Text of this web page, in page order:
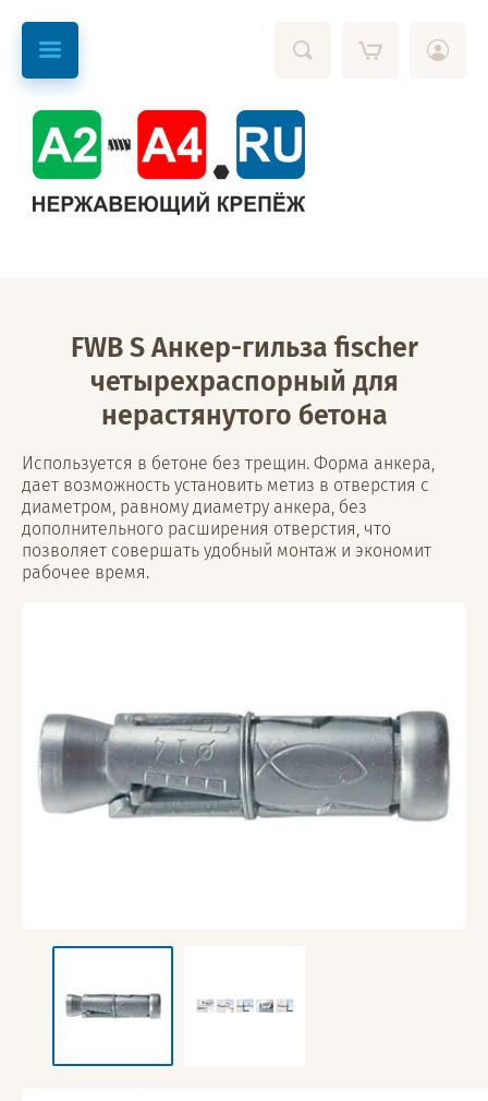
FWB S Анкер-гильза fischer
четырехраспорный для
нерастянутого бетона
Используется в бетоне без трещин. Форма анкера,
дает возможность установить метиз в отверстия с
диаметром, равному диаметру анкера, без
дополнительного расширения отверстия, что
позволяет совершать удобный монтаж и экономит
рабочее время.